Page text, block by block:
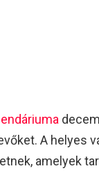
A helyes
amelyek